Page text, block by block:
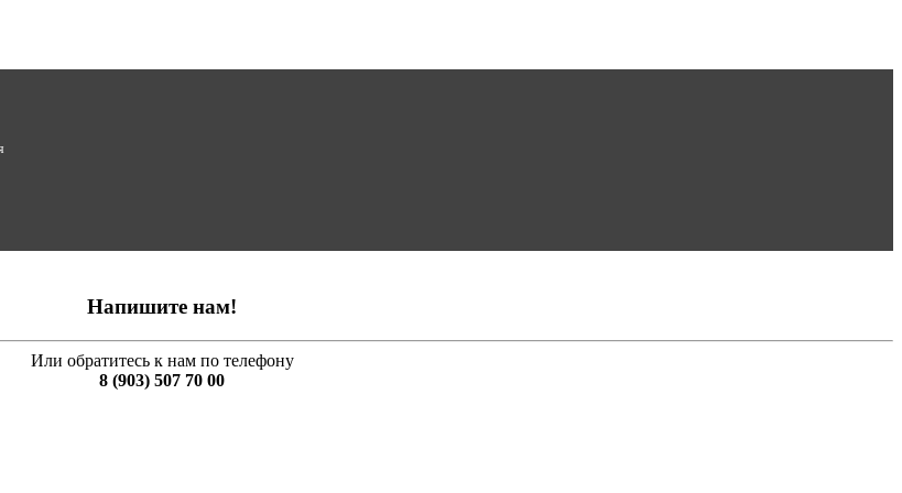
Напишите нам!
Или обратитесь к нам по телефону
8 (903) 507 70 00